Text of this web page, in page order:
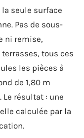
seule surface
Pas de sous-
ni remise,
tous ces
les pièces à
de 1,80 m
résultat : une
calculée par la